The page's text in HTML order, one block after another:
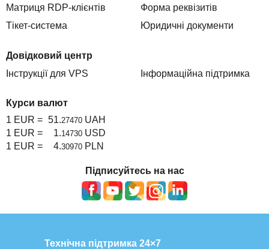
Матриця RDP-клієнтів
Тікет-система
Форма реквізитів
Юридичні документи
Довідковий центр
Інструкції для VPS
Інформаційна підтримка
Курси валют
1 EUR = 51.27470 UAH
1 EUR =
1.14730 USD
1 EUR =
4.30970 PLN
Підписуйтесь на нас
Технічна підтримка 24×7